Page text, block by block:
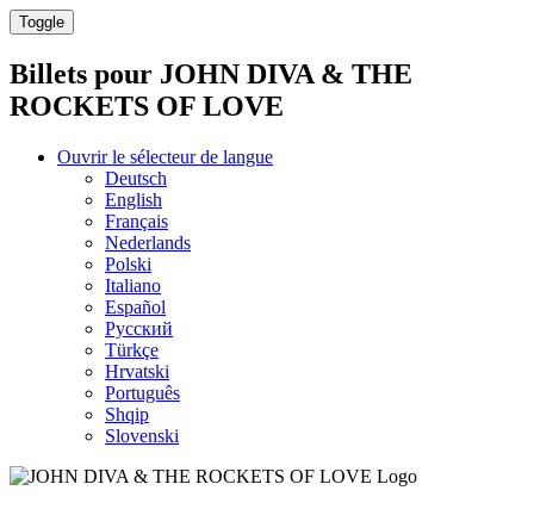
Toggle
Billets pour JOHN DIVA & THE
ROCKETS OF LOVE
Ouvrir le sélecteur de langue
Deutsch
English
Français
Nederlands
Polski
Italiano
Español
Русский
Türkçe
Hrvatski
Português
Shqip
Slovenski